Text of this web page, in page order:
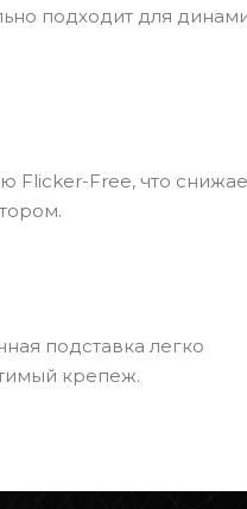
подходит для
Flicker-Free, что
подставка легко
крепеж.